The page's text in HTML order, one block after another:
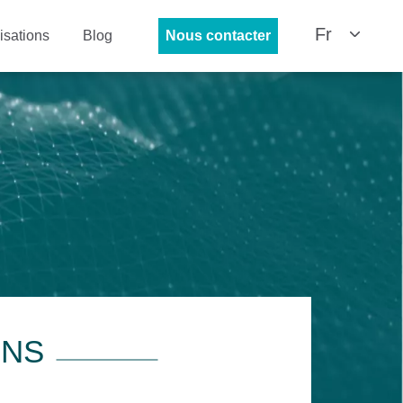
Blog Nous contacter Fr